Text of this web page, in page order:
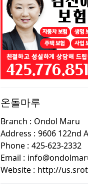
온돌마루
Branch : Ondol Maru
Address : 9606 122nd
Phone : 425-623-2332
Email :
Website : http://